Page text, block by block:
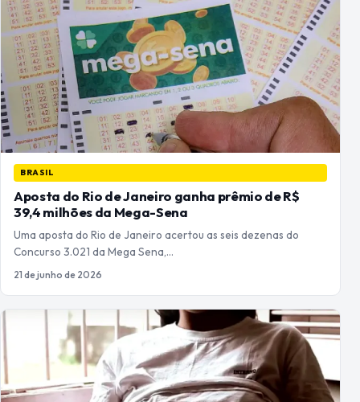
BRASIL
Aposta do Rio de Janeiro ganha prêmio de R$
39,4 milhões da Mega-Sena
Uma aposta do Rio de Janeiro acertou as seis dezenas do
Concurso 3.021 da Mega Sena,…
21 de junho de 2026